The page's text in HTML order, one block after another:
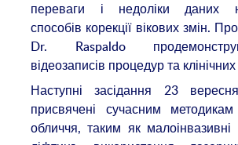
переваги і недоліки даних
способів корекції вікових змін.
Dr. Raspaldo
відеозаписів процедур та
Наступні засідання 23
присвячені сучасним
обличчя, таким як